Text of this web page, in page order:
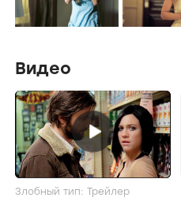
Видео
Злобный тип: Трейлер